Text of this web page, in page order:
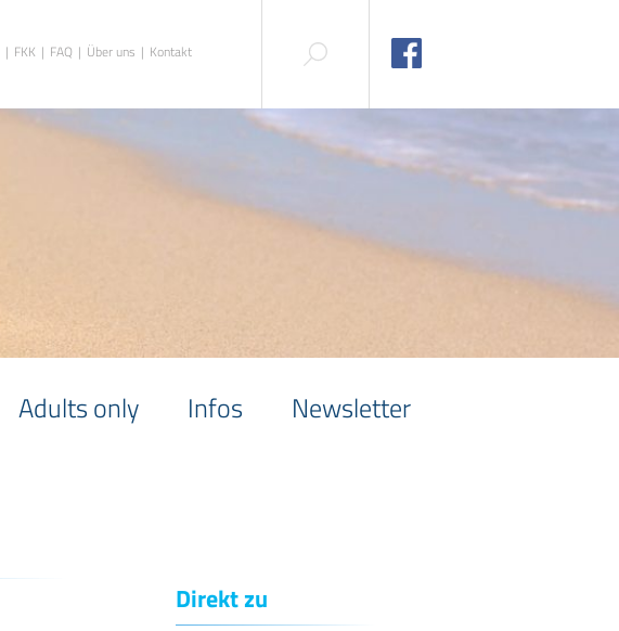
FKK FAQ Über uns Kontakt
Adults only Infos Newsletter
Direkt zu